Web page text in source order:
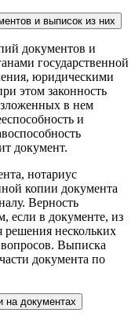
и выписок из них
документов и
государственной
юридическими
этом законность
в нем
и
документ.
нотариус
копии документа
Верность
если в документе, из
решения нескольких
Выписка
документа по
на документах